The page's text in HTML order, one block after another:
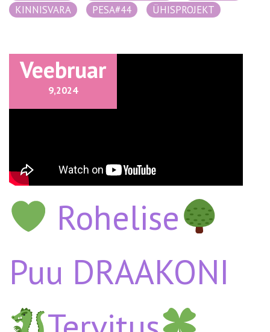
KINNISVARA
PESA#44 ÜHISPROJEKT
Veebruar
9,2024
Rohelise
Puu DRAAKONI